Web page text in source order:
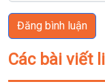
Đăng bình luận
Các bài viết